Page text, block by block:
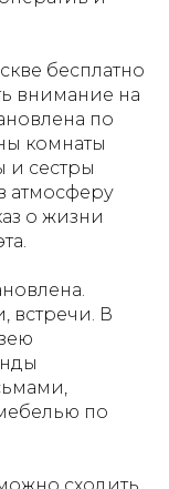
бесплатно
внимание на
по
комнаты
и сестры
атмосферу
о жизни
встречи. В
по
сходить